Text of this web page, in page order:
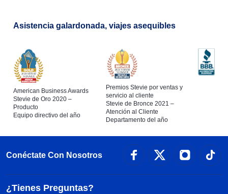
Asistencia galardonada, viajes asequibles
American Business Awards
Stevie de Oro 2020 –
Producto
Equipo directivo del año
Premios Stevie por ventas y
servicio al cliente
Stevie de Bronce 2021 –
Atención al Cliente
Departamento del año
Conéctate Con Nosotros
¿Tienes Preguntas?